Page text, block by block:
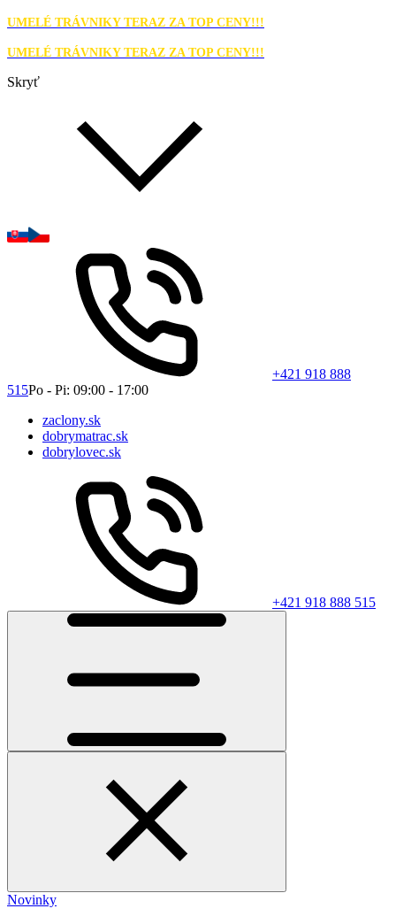
UMELÉ TRÁVNIKY TERAZ ZA TOP CENY!!!
UMELÉ TRÁVNIKY TERAZ ZA TOP CENY!!!
Skryť
+421 918 888
515Po - Pi: 09:00 - 17:00
zaclony.sk
dobrymatrac.sk
dobrylovec.sk
+421 918 888 515
Novinky